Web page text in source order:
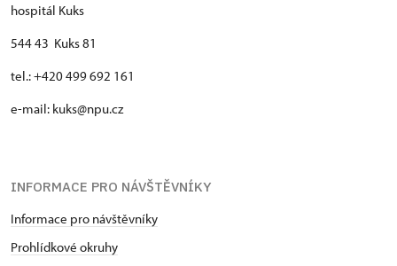
hospitál Kuks
544 43 Kuks 81
tel.: +420 499 692 161
e-mail: kuks@npu.cz
INFORMACE PRO NÁVŠTĚVNÍKY
Informace pro návštěvníky
Prohlídkové okruhy